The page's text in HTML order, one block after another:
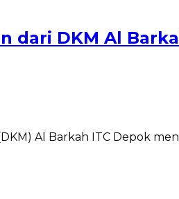
dari DKM Al
Al Barkah ITC Depok